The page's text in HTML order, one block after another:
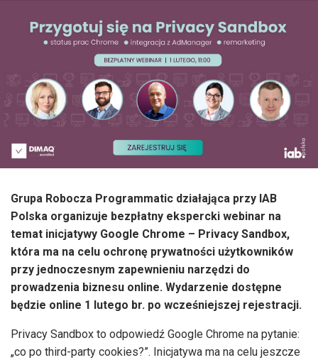
Grupa Robocza Programmatic działająca przy IAB
Polska organizuje bezpłatny ekspercki webinar na
temat inicjatywy Google Chrome – Privacy Sandbox,
która ma na celu ochronę prywatności użytkowników
przy jednoczesnym zapewnieniu narzędzi do
prowadzenia biznesu online. Wydarzenie dostępne
będzie online 1 lutego br. po wcześniejszej rejestracji.
Privacy Sandbox to odpowiedź Google Chrome na pytanie:
„co po third-party cookies?”. Inicjatywa ma na celu jeszcze